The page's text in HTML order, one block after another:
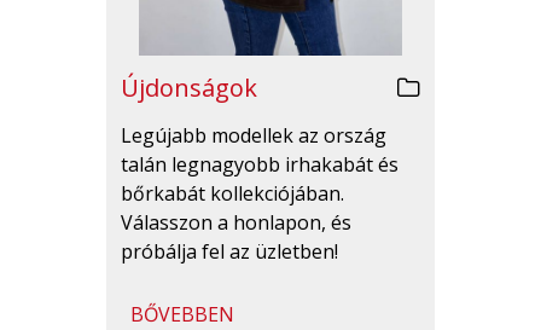
Újdonságok
Legújabb modellek az ország
talán legnagyobb irhakabát és
bőrkabát kollekciójában.
Válasszon a honlapon, és
próbálja fel az üzletben!
BŐVEBBEN